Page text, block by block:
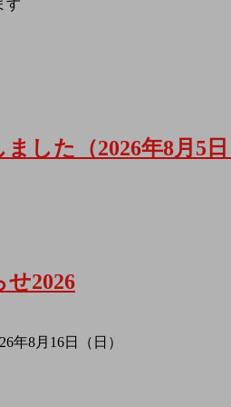
す
した（2026年8月5
せ2026
年8月16日（日）